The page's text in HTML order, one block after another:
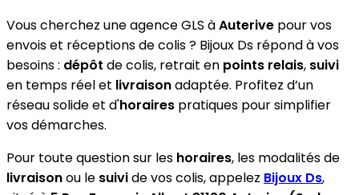
Vous cherchez une agence GLS àAuterive pour vos
envois et réceptions de colis ? Bijoux Ds répond à vos
besoins : dépôt de colis, retrait en points relais, suivi
en temps réel et livraisonadaptée. Profitez d’un
réseau solide et d'horaires pratiques pour simplifier
vos démarches.
Pour toute question sur les horaires, les modalités de
livraisonou le suivide vos colis, appelez Bijoux Ds,